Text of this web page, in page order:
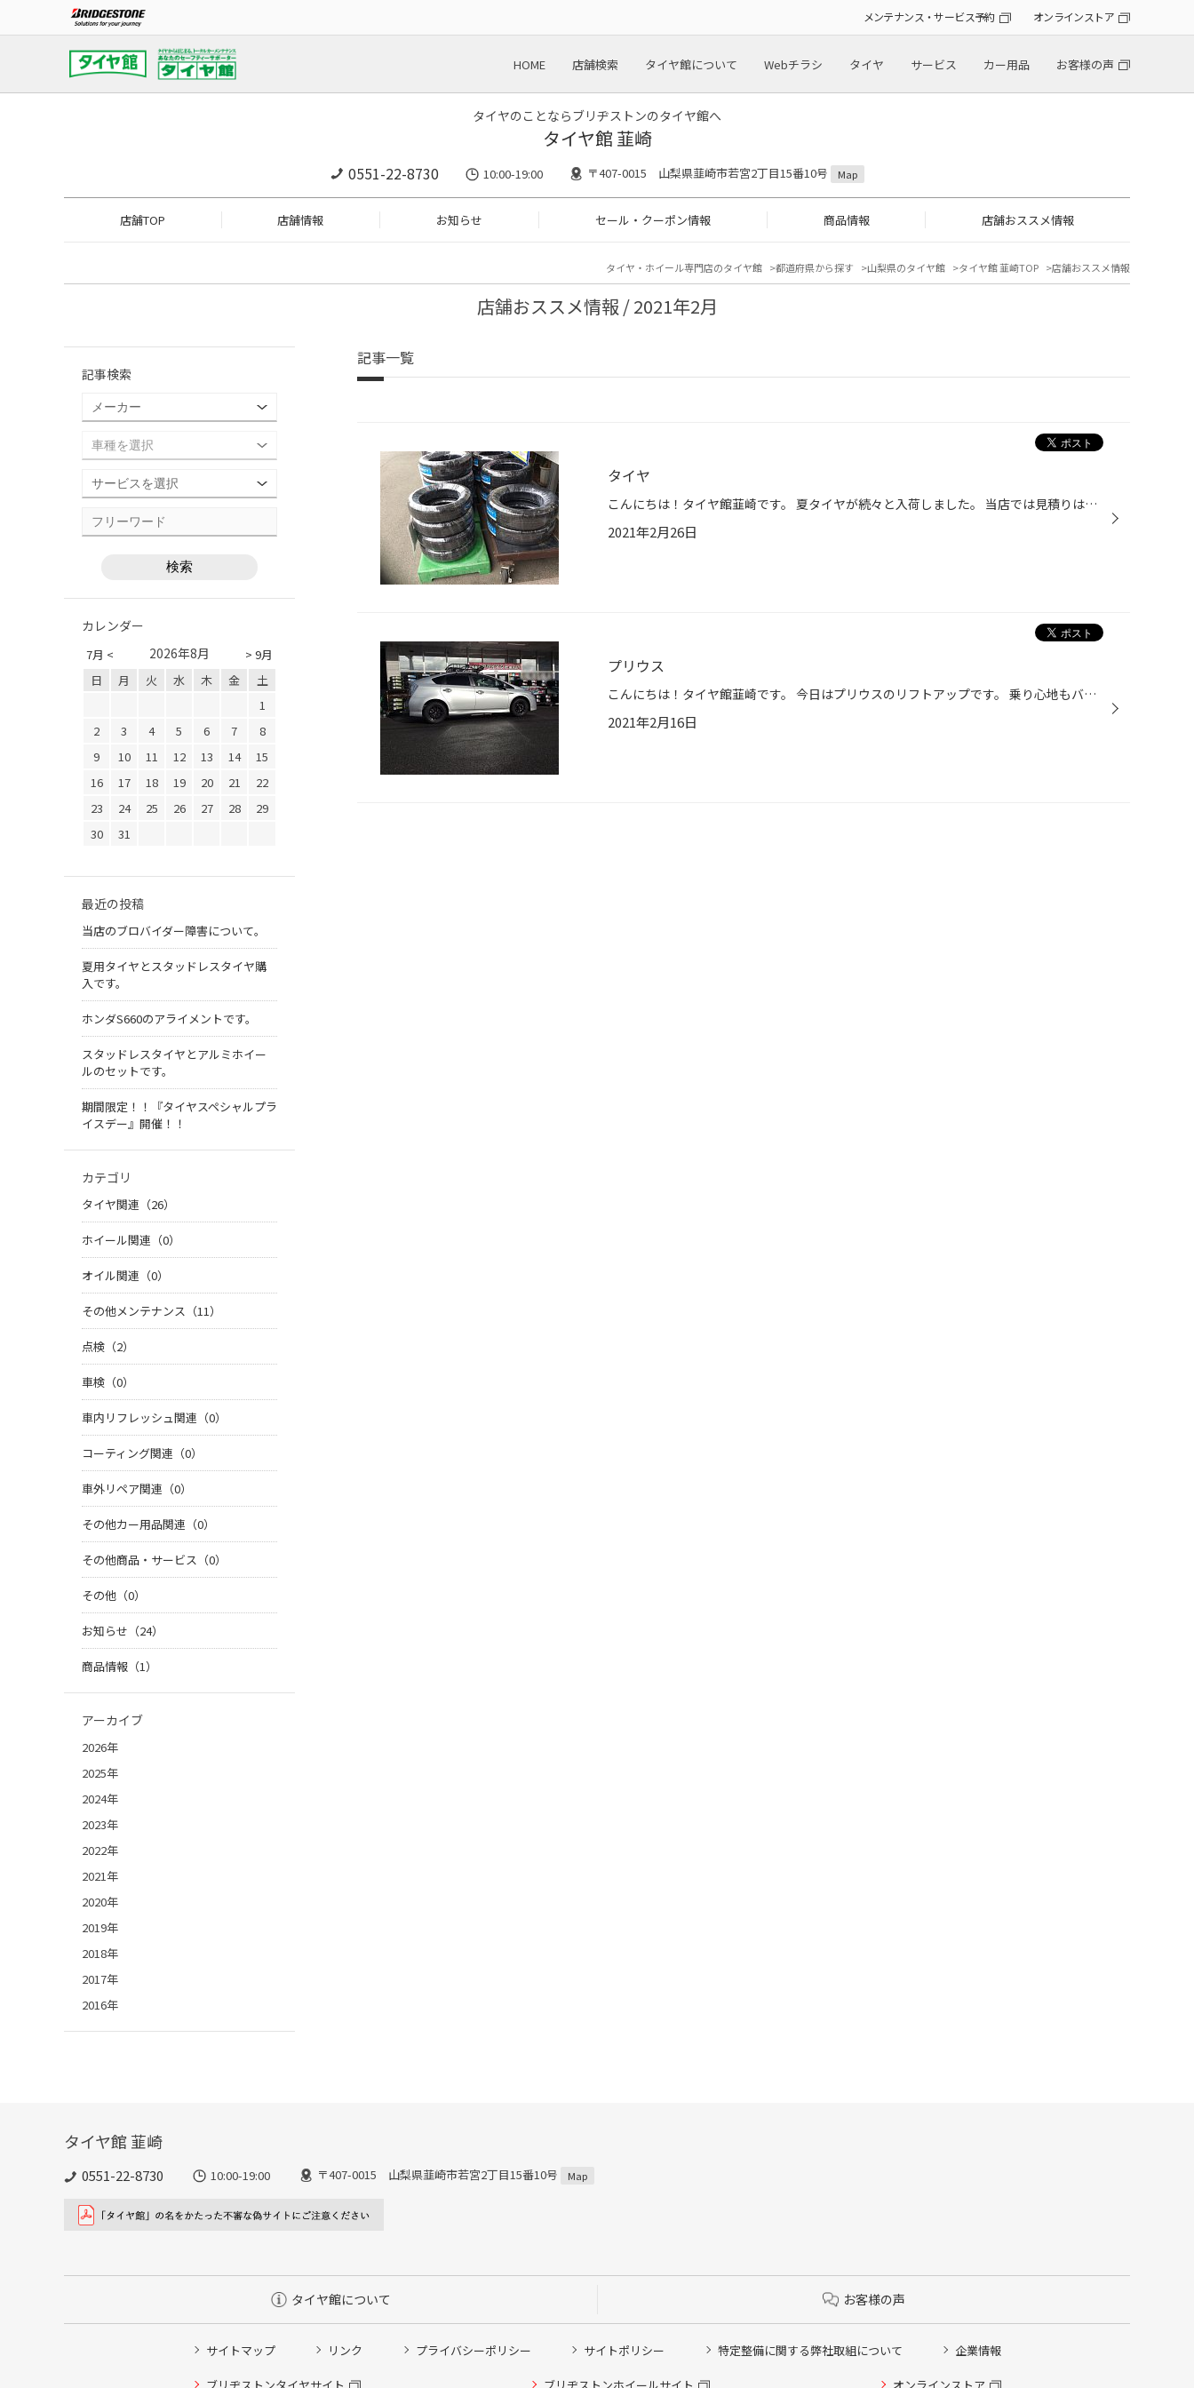
メンテナンス・サービス予約 オンラインストア
HOME 店舗検索 タイヤ館について Webチラシ タイヤ サービス カー用品 お客様の声
タイヤのことならブリヂストンのタイヤ館へ
タイヤ館 韮崎
0551-22-8730 10:00-19:00 〒407-0015 山梨県韮崎市若宮2丁目15番10号 Map
店舗TOP 店舗情報 お知らせ セール・クーポン情報 商品情報 店舗おススメ情報
タイヤ・ホイール専門店のタイヤ館 都道府県から探す 山梨県のタイヤ館 タイヤ館 韮崎TOP 店舗おススメ情報
店舗おススメ情報 / 2021年2月
記事一覧
タイヤ
こんにちは！タイヤ館韮崎です。 夏タイヤが続々と入荷しました。 当店では見積りはもちろん履き替え予約など電話対応致します。 お気軽にご連絡ください。
2021年2月26日
プリウス
こんにちは！タイヤ館韮崎です。 今日はプリウスのリフトアップです。 乗り心地もバツグン！ 山道やキャンプに行く方にはとてもオススメです。 詳しくはスタッフまで 皆さまのご来店お待ちしてます。
2021年2月16日
記事検索
カレンダー
7月 < > 9月
2026年8月
日 月 火 水 木 金
土
1
2
3 4 5 6 7
8
9
10 11 12 13 14
15
16
17 18 19 20 21
22
23
24 25 26 27 28
29
30
31
最近の投稿
当店のブロバイダー障害について。
夏用タイヤとスタッドレスタイヤ購
入です。
ホンダS660のアライメントです。
スタッドレスタイヤとアルミホイー
ルのセットです。
期間限定！！『タイヤスペシャルプラ
イスデー』開催！！
カテゴリ
タイヤ関連（26）
ホイール関連（0）
オイル関連（0）
その他メンテナンス（11）
点検（2）
車検（0）
車内リフレッシュ関連（0）
コーティング関連（0）
車外リペア関連（0）
その他カー用品関連（0）
その他商品・サービス（0）
その他（0）
お知らせ（24）
商品情報（1）
アーカイブ
2026年
2025年
2024年
2023年
2022年
2021年
2020年
2019年
2018年
2017年
2016年
タイヤ館 韮崎
0551-22-8730 10:00-19:00 〒407-0015 山梨県韮崎市若宮2丁目15番10号 Map
タイヤ館について お客様の声
サイトマップ リンク プライバシーポリシー サイトポリシー 特定整備に関する弊社取組について 企業情報
ブリヂストンタイヤサイト ブリヂストンホイールサイト オンラインストア